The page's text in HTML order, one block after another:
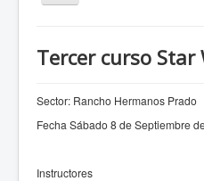
navegación
Tercer curso Star
Sector: Rancho Hermanos Prado
Fecha Sábado 8 de Septiembre
Instructores